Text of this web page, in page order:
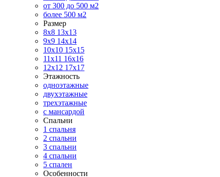
от 300 до 500 м2
более 500 м2
Размер
8х8 13х13
9х9 14х14
10х10 15х15
11x11 16х16
12х12 17х17
Этажность
одноэтажные
двухэтажные
трехэтажные
с мансардой
Спальни
1 спальня
2 спальни
3 спальни
4 спальни
5 спален
Особенности